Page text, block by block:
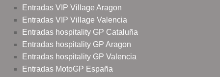
Entradas VIP Village Aragon
Entradas VIP Village Valencia
Entradas hospitality GP Cataluña
Entradas hospitality GP Aragon
Entradas hospitality GP Valencia
Entradas MotoGP España